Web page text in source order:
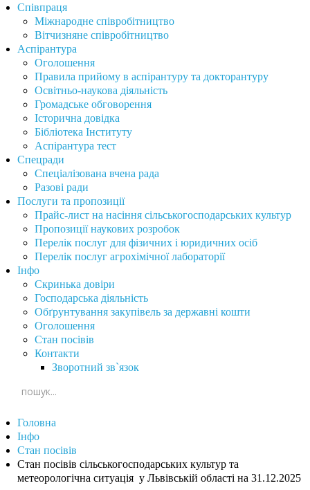
Співпраця
Міжнародне співробітництво
Вітчизняне співробітництво
Аспірантура
Оголошення
Правила прийому в аспірантуру та докторантуру
Освітньо-наукова діяльність
Громадське обговорення
Історична довідка
Бібліотека Інституту
Аспірантура тест
Спецради
Спеціалізована вчена рада
Разові ради
Послуги та пропозиції
Прайс-лист на насіння сільськогосподарських культур
Пропозиції наукових розробок
Перелік послуг для фізичних і юридичних осіб
Перелік послуг агрохімічної лабораторії
Інфо
Скринька довіри
Господарська діяльність
Обґрунтування закупівель за державні кошти
Оголошення
Стан посівів
Контакти
Зворотний зв`язок
Головна
Інфо
Стан посівів
Стан посівів сільськогосподарських культур та
метеорологічна ситуація у Львівській області на 31.12.2025